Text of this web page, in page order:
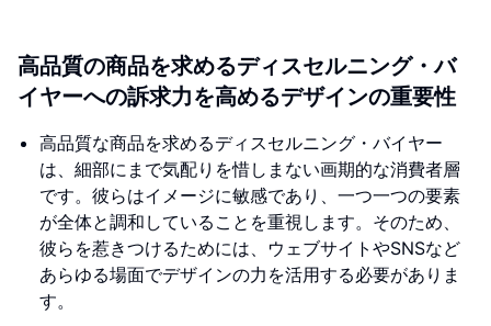
高品質の商品を求めるディスセルニング・バ
イヤーへの訴求力を高めるデザインの重要性
高品質な商品を求めるディスセルニング・バイヤー
は、細部にまで気配りを惜しまない画期的な消費者層
です。彼らはイメージに敏感であり、一つ一つの要素
が全体と調和していることを重視します。そのため、
彼らを惹きつけるためには、ウェブサイトやSNSなど
あらゆる場面でデザインの力を活用する必要がありま
す。